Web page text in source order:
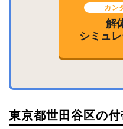
カン
解
シミュ
東京都世田谷区の